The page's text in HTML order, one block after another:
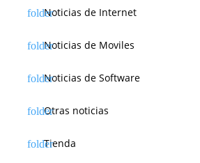
Noticias de Internet
Noticias de Moviles
Noticias de Software
Otras noticias
Tienda